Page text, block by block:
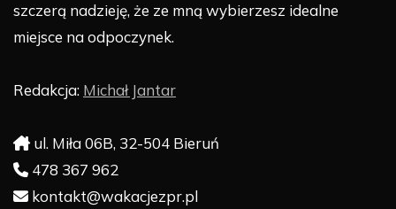
szczerą nadzieję, że ze mną wybierzesz idealne
miejsce na odpoczynek.
Redakcja: Michał Jantar
ul. Miła 06B, 32-504 Bieruń
478 367 962
kontakt@wakacjezpr.pl